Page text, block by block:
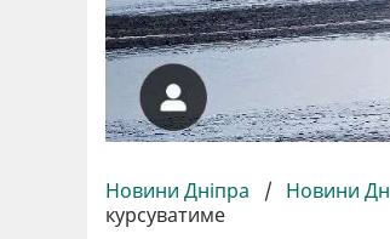
Новини Дніпра / Новини
курсуватиме